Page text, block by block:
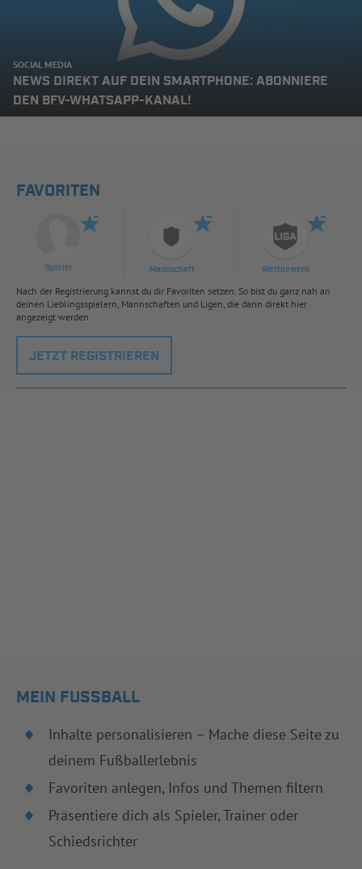
SOCIAL MEDIA
NEWS DIREKT AUF DEIN SMARTPHONE: ABONNIERE
DEN BFV-WHATSAPP-KANAL!
FAVORITEN
Spieler Mannschaft Wettbewerb
Nach der Registrierung kannst du dir Favoriten setzen. So bist du ganz nah an
deinen Lieblingsspielern, Mannschaften und Ligen, die dann direkt hier
angezeigt werden.
JETZT REGISTRIEREN
MEIN FUSSBALL
Inhalte personalisieren – Mache diese Seite zu
deinem Fußballerlebnis
Favoriten anlegen, Infos und Themen filtern
Präsentiere dich als Spieler, Trainer oder
Schiedsrichter